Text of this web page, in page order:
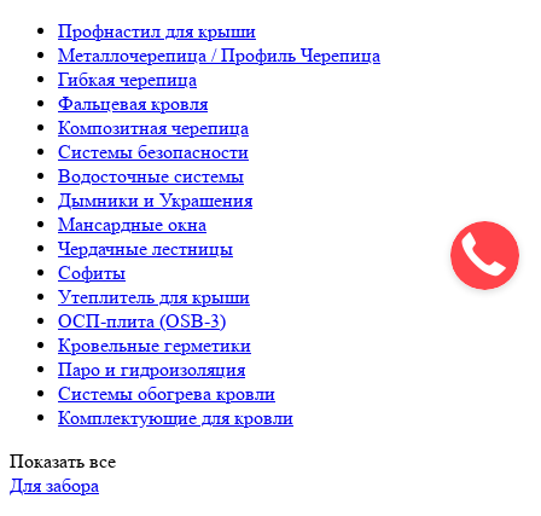
Профнастил для крыши
Металлочерепица / Профиль Черепица
Гибкая черепица
Фальцевая кровля
Композитная черепица
Системы безопасности
Водосточные системы
Дымники и Украшения
Мансардные окна
Чердачные лестницы
Софиты
Утеплитель для крыши
ОСП-плита (OSB-3)
Кровельные герметики
Паро и гидроизоляция
Системы обогрева кровли
Комплектующие для кровли
Показать все
Для забора